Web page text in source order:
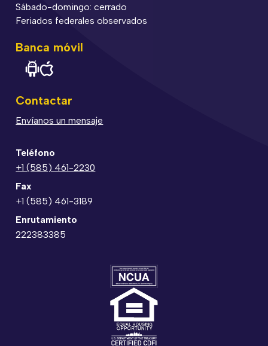
Sábado-domingo: cerrado
Feriados federales observados
Banca móvil
Contactar
Envíanos un mensaje
Teléfono
+1 (585) 461-2230
Fax
+1 (585) 461-3189
Enrutamiento
222383385